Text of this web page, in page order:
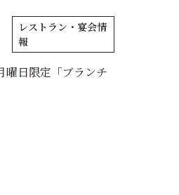
レストラン・宴会情
報
曜日限定「ブランチ